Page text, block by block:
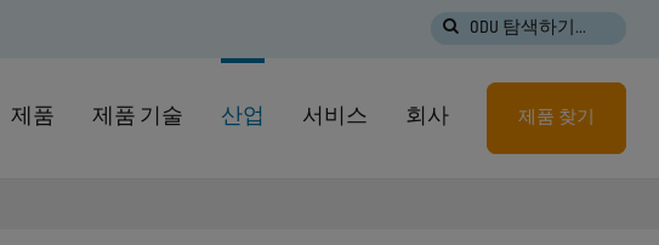
ODU 탐색하기...
제품 제품 기술 산업 서비스 회사 제품 찾기